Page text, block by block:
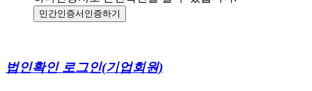
민간인증서 인증하기
법인확인 로그인(기업회원)